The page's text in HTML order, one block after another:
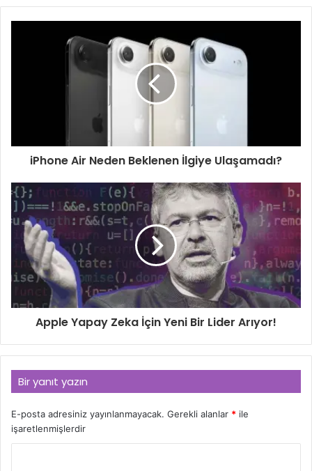
iPhone Air Neden Beklenen İlgiye Ulaşamadı?
Apple Yapay Zeka İçin Yeni Bir Lider Arıyor!
Bir yanıt yazın
E-posta adresiniz yayınlanmayacak. Gerekli alanlar * ile
işaretlenmişlerdir